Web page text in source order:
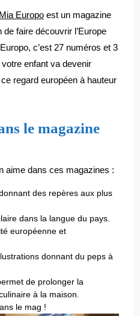
Mia Europo est un magazine
faire découvrir l’Europe
c’est 27 numéros et 3
enfant va devenir
regard européen à hauteur
le magazine
aime dans ces magazines :
des repères aux plus
dans la langue du pays.
européenne et
donnant du peps à
de prolonger la
à la maison.
le mag !